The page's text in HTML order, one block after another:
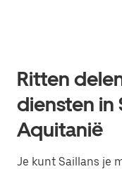
Ritten
diensten in
Aquitanië
Je kunt Saillans je